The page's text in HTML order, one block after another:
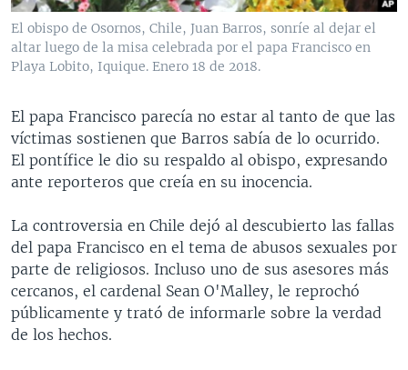
El obispo de Osornos, Chile, Juan Barros, sonríe al dejar el
altar luego de la misa celebrada por el papa Francisco en
Playa Lobito, Iquique. Enero 18 de 2018.
​El papa Francisco parecía no estar al tanto de que las
víctimas sostienen que Barros sabía de lo ocurrido.
El pontífice le dio su respaldo al obispo, expresando
ante reporteros que creía en su inocencia.
La controversia en Chile dejó al descubierto las fallas
del papa Francisco en el tema de abusos sexuales por
parte de religiosos. Incluso uno de sus asesores más
cercanos, el cardenal Sean O'Malley, le reprochó
públicamente y trató de informarle sobre la verdad
de los hechos.